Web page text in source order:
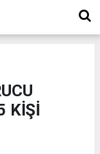
KİŞİ